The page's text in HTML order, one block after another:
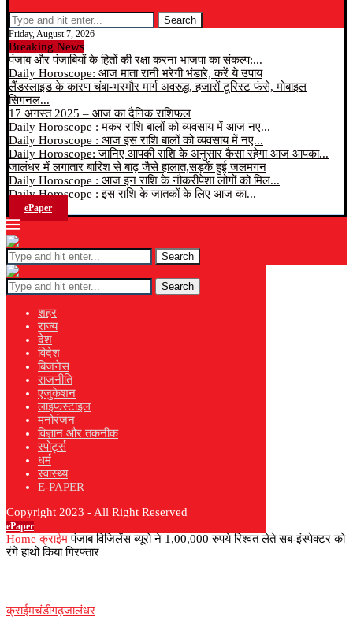
Search
Friday, August 7, 2026
Breaking News
पंजाब और पंजाबियों के हितों की रक्षा करना भाजपा का संकल्प:...
Daily Horoscope: आज माता रानी भरेगी भंडारे, करें ये उपाय
लैंडस्लाइड के कारण चंबा-भरमौर मार्ग अवरुद्ध, हजारों टूरिस्ट फंसे, मोबाइल
सिगनल...
17 अगस्त 2025 – आज का दैनिक राशिफल
Daily Horoscope : मकर राशि बालों को व्यवसाय में आज नए...
Daily Horoscope : आज इस राशि बालों को व्यवसाय में नए...
Daily Horoscope: जानिए आपकी राशि के अनुसार कैसा रहेगा आज आपका...
जालंधर में लगातार बारिश से बाढ़ जैसे हालात,सड़कें हुई जलमगन
Daily Horoscope : आज इन राशि के नौकरीपेशा लोगों को मिल...
Daily Horoscope : इस राशि के जातकों के लिए आज का...
ePaper
Search
Search
शहर
राज्य
देश
विदेश
बिजनेस
राजनीति
एजुकेशन
लाइफस्टाइल
मनोरंजन
विज्ञान और तकनीक
स्पोर्ट्स
धर्म
स्वास्थ्य
E-PAPER
Copyright 2023 - All Right Reserved
ePaper
Home क्राईम पंजाब विजिलेंस ब्यूरो ने 1,00,000 रुपये रिश्वत लेते सब-इंस्पेक्टर को
रंगे हाथों किया गिरफ्तार
क्राईमचंडीगढ़जालंधर